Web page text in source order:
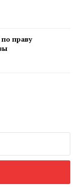
праву